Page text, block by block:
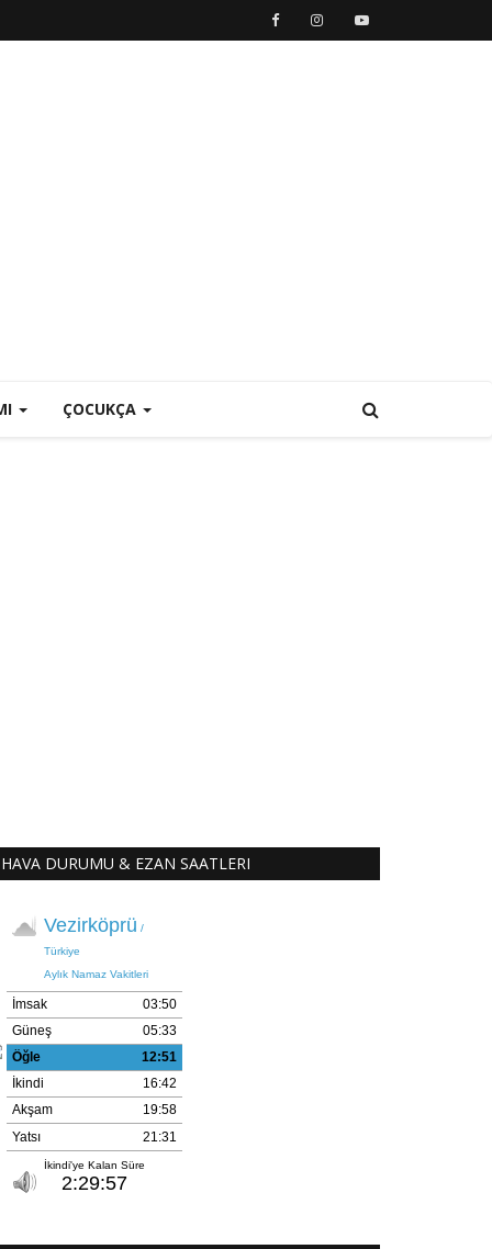
ÇOCUKÇA
HAVA DURUMU & EZAN SAATLERI